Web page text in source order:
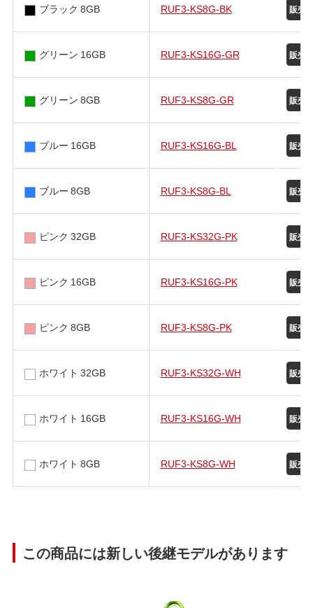
ブラック 8GB RUF3-KS8G-BK
グリーン 16GB RUF3-KS16G-GR
グリーン 8GB RUF3-KS8G-GR
ブルー 16GB RUF3-KS16G-BL
ブルー 8GB RUF3-KS8G-BL
ピンク 32GB RUF3-KS32G-PK
ピンク 16GB RUF3-KS16G-PK
ピンク 8GB RUF3-KS8G-PK
ホワイト 32GB RUF3-KS32G-WH
ホワイト 16GB RUF3-KS16G-WH
ホワイト 8GB RUF3-KS8G-WH
この商品には新しい後継モデルがあります